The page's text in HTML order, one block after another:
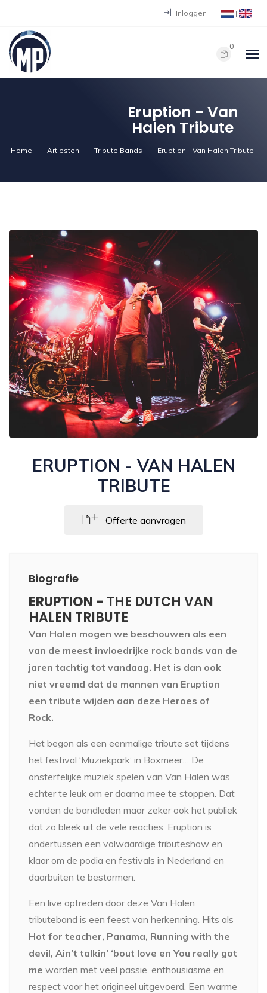
Inloggen |
0
Eruption - Van
Halen Tribute
Home Artiesten Tribute Bands Eruption - Van Halen Tribute
ERUPTION - VAN HALEN
TRIBUTE
Offerte aanvragen
Biografie
ERUPTION - THE DUTCH VAN
HALEN TRIBUTE
Van Halen mogen we beschouwen als een
van de meest invloedrijke rock bands van de
jaren tachtig tot vandaag. Het is dan ook
niet vreemd dat de mannen van Eruption
een tribute wijden aan deze Heroes of
Rock.
Het begon als een eenmalige tribute set tijdens
het festival ‘Muziekpark’ in Boxmeer… De
onsterfelijke muziek spelen van Van Halen was
echter te leuk om er daarna mee te stoppen. Dat
vonden de bandleden maar zeker ook het publiek
dat zo bleek uit de vele reacties. Eruption is
ondertussen een volwaardige tributeshow en
klaar om de podia en festivals in Nederland en
daarbuiten te bestormen.
Een live optreden door deze Van Halen
tributeband is een feest van herkenning. Hits als
Hot for teacher, Panama, Running with the
devil, Ain’t talkin’ ‘bout love en You really got
me worden met veel passie, enthousiasme en
respect voor het origineel uitgevoerd. Een warme